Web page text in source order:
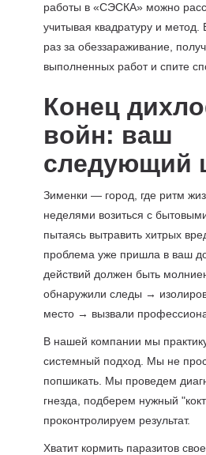
работы в «СЭСКА» можно
учитывая квадратуру и метод.
раз за обеззараживание,
выполненных работ и спите
Конец
войн: ваш
следующий
Зименки — город, где ритм
неделями возиться с
пытаясь вытравить хитрых
проблема уже пришла в ваш
действий должен быть
обнаружили следы →
место → вызвали
В нашей компании мы
системный подход. Мы не
попшикать. Мы проведем
гнезда, подберем нужный
проконтролируем результат.
Хватит кормить паразитов